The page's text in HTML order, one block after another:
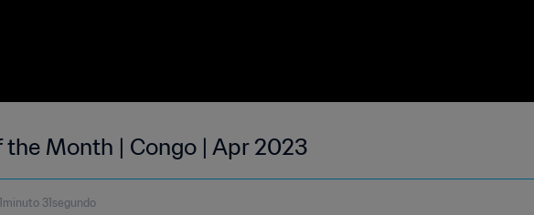
the Month | Congo | Apr 2023
1minuto 31segundo